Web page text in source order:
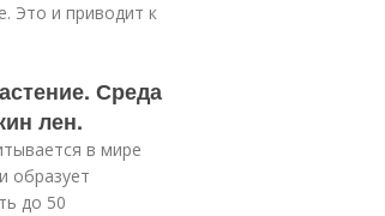
Это и приводит к
Среда
лен.
в мире
образует
до 50